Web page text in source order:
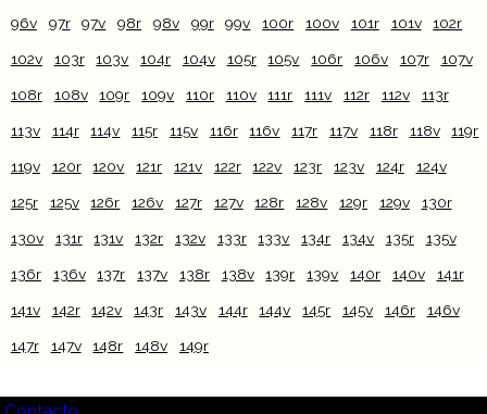
96v 97r 97v 98r 98v 99r 99v 100r 100v 101r 101v 102r
102v 103r 103v 104r 104v 105r 105v 106r 106v 107r 107v
108r 108v 109r 109v 110r 110v 111r 111v 112r 112v 113r
113v 114r 114v 115r 115v 116r 116v 117r 117v 118r 118v 119r
119v 120r 120v 121r 121v 122r 122v 123r 123v 124r 124v
125r 125v 126r 126v 127r 127v 128r 128v 129r 129v 130r
130v 131r 131v 132r 132v 133r 133v 134r 134v 135r 135v
136r 136v 137r 137v 138r 138v 139r 139v 140r 140v 141r
141v 142r 142v 143r 143v 144r 144v 145r 145v 146r 146v
147r 147v 148r 148v 149r